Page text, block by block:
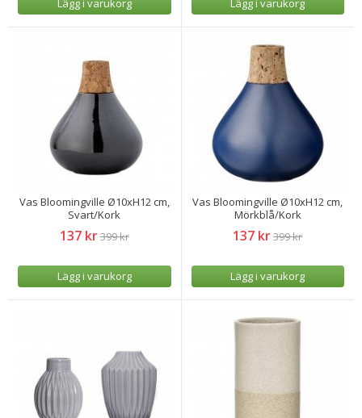
Vas Bloomingville Ø10xH12 cm,
Svart/Kork
137 kr399 kr
Lägg i varukorg
Vas Bloomingville Ø10xH12 cm,
Mörkblå/Kork
137 kr399 kr
Lägg i varukorg